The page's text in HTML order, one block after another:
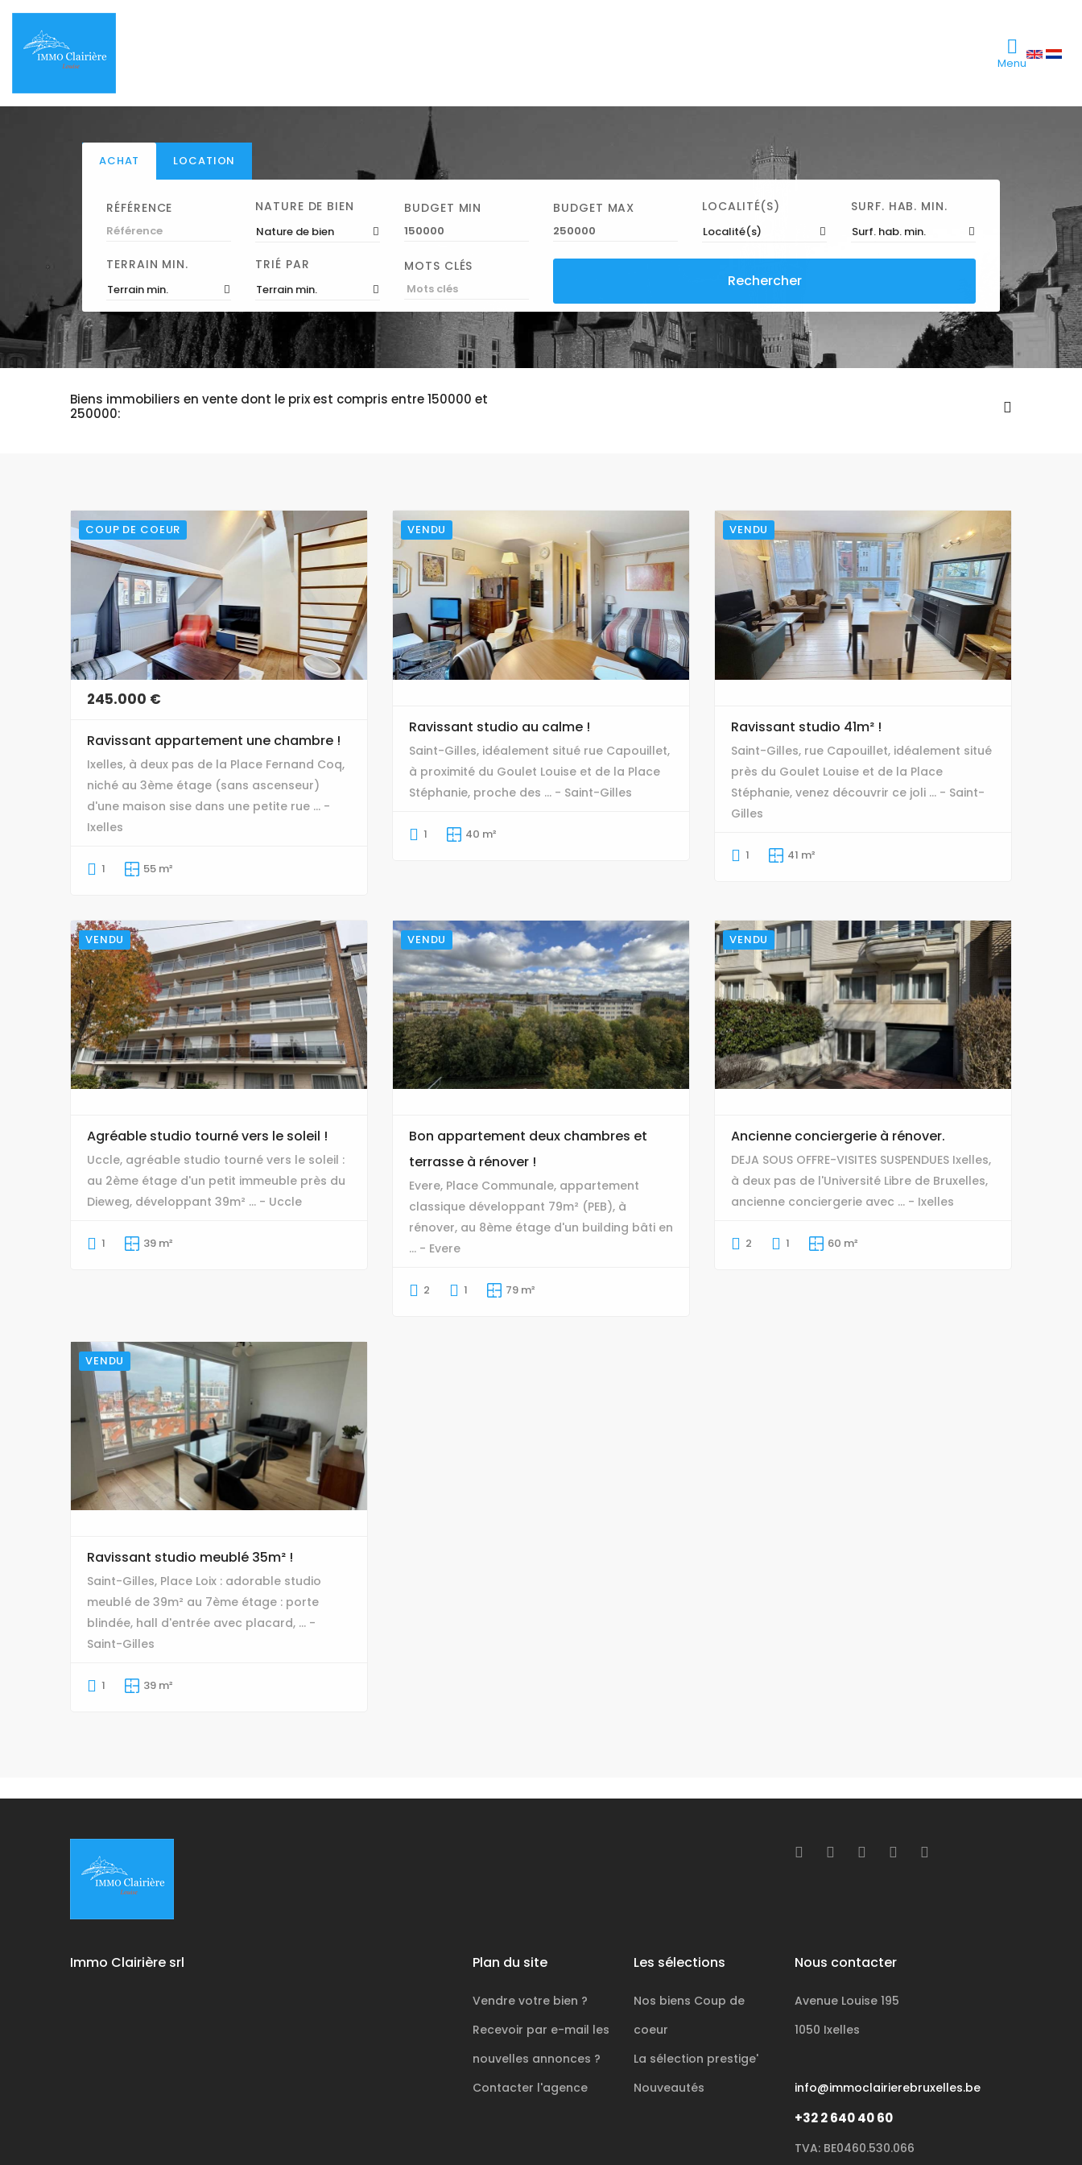
Menu
ACHAT LOCATION
RÉFÉRENCE NATURE DE BIEN
Nature de bien
BUDGET MIN BUDGET MAX LOCALITÉ(S)
Localité(s)
SURF. HAB. MIN.
Surf. hab. min.
TERRAIN MIN.
Terrain min.
TRIÉ PAR
Terrain min.
MOTS CLÉS
Rechercher
Biens immobiliers en vente dont le prix est compris entre 150000 et
250000:
COUP DE COEUR
245.000 €
Ravissant appartement une chambre !
Ixelles, à deux pas de la Place Fernand Coq,
niché au 3ème étage (sans ascenseur)
d'une maison sise dans une petite rue ... -
Ixelles
1 55 m²
VENDU
Ravissant studio au calme !
Saint-Gilles, idéalement situé rue Capouillet,
à proximité du Goulet Louise et de la Place
Stéphanie, proche des ... - Saint-Gilles
1 40 m²
VENDU
Ravissant studio 41m² !
Saint-Gilles, rue Capouillet, idéalement situé
près du Goulet Louise et de la Place
Stéphanie, venez découvrir ce joli ... - Saint-
Gilles
1 41 m²
VENDU
Agréable studio tourné vers le soleil !
Uccle, agréable studio tourné vers le soleil :
au 2ème étage d'un petit immeuble près du
Dieweg, développant 39m² ... - Uccle
1 39 m²
VENDU
Bon appartement deux chambres et
terrasse à rénover !
Evere, Place Communale, appartement
classique développant 79m² (PEB), à
rénover, au 8ème étage d'un building bâti en
... - Evere
2 1 79 m²
VENDU
Ancienne conciergerie à rénover.
DEJA SOUS OFFRE-VISITES SUSPENDUES Ixelles,
à deux pas de l'Université Libre de Bruxelles,
ancienne conciergerie avec ... - Ixelles
2 1 60 m²
VENDU
Ravissant studio meublé 35m² !
Saint-Gilles, Place Loix : adorable studio
meublé de 39m² au 7ème étage : porte
blindée, hall d'entrée avec placard, ... -
Saint-Gilles
1 39 m²
Immo Clairière srl Plan du site
Vendre votre bien ?
Recevoir par e-mail les
nouvelles annonces ?
Contacter l'agence
Les sélections
Nos biens Coup de
coeur
La sélection prestige'
Nouveautés
Nous contacter
Avenue Louise 195
1050 Ixelles
info@immoclairierebruxelles.be
+32 2 640 40 60
TVA: BE0460.530.066